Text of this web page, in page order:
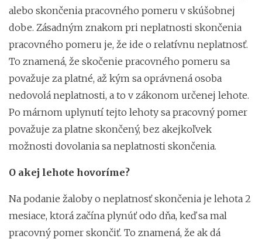
alebo skončenia pracovného pomeru v skúšobnej
dobe. Zásadným znakom pri neplatnosti skončenia
pracovného pomeru je, že ide o relatívnu neplatnosť.
To znamená, že skočenie pracovného pomeru sa
považuje za platné, až kým sa oprávnená osoba
nedovolá neplatnosti, a to v zákonom určenej lehote.
Po márnom uplynutí tejto lehoty sa pracovný pomer
považuje za platne skončený, bez akejkoľvek
možnosti dovolania sa neplatnosti skončenia.
O akej lehote hovoríme?
Na podanie žaloby o neplatnosť skončenia je lehota 2
mesiace, ktorá začína plynúť odo dňa, keď sa mal
pracovný pomer skončiť. To znamená, že ak dá